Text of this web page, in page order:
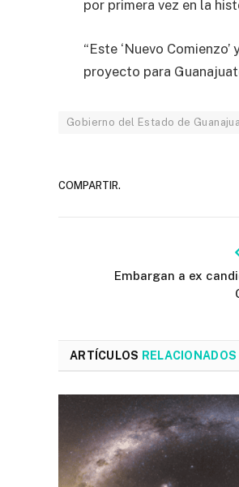
por primera vez en la
“Este ‘Nuevo
proyecto para
Gobierno del Estado de
COMPARTIR.
Embargan a ex
ARTÍCULOS RELACIONADOS